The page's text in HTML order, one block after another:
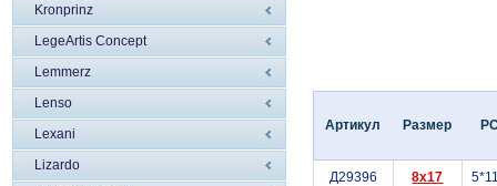
Kronprinz
LegeArtis Concept
Lemmerz
Lenso
Lexani
Lizardo
Артикул Размер
Д29396 8x17